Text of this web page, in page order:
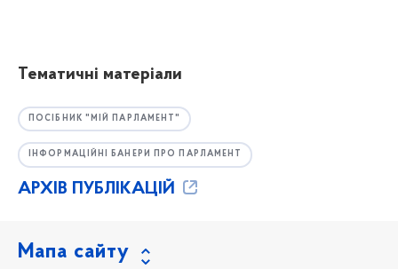
Тематичні матеріали
ПОСІБНИК "МІЙ ПАРЛАМЕНТ"
ІНФОРМАЦІЙНІ БАНЕРИ ПРО ПАРЛАМЕНТ
АРХІВ ПУБЛІКАЦІЙ
Мапа сайту